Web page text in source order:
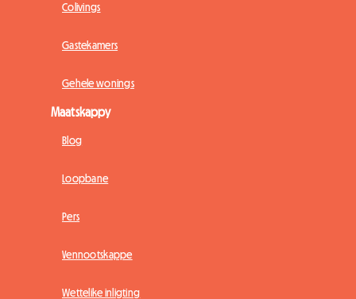
Colivings
Gastekamers
Gehele wonings
Maatskappy
Blog
Loopbane
Pers
Vennootskappe
Wettelike inligting